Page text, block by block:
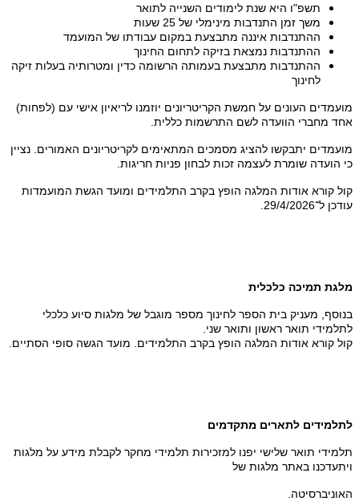
תשפ"ו היא שנת לימודים השנייה לתואר
משך זמן התנדבות מינימלי של 25 שעות
ההתנדבות איננה מתבצעת במקום עבודתו של המועמד
ההתנדבות נמצאת בזיקה לתחום החינוך
ההתנדבות מתבצעת בעמותה הרשומה כדין ומטרותיה בעלות זיקה
לחינוך
מועמדים העונים על חמשת הקריטריונים יוזמנו לריאיון אישי עם (לפחות)
אחד מחברי הוועדה לשם התרשמות כללית
מועמדים יתבקשו להציג מסמכים המתאימים לקריטריונים האמורים. נציין
כי הועדה שומרת לעצמה זכות לבחון פניות חריגות
קול קורא אודות המלגה הופץ בקרב התלמידים ומועד הגשת המועמדות
עודכן ל־29/4/2026.
מלגת תמיכה כלכלית
בנוסף, מעניק בית הספר לחינוך מספר מוגבל של מלגות סיוע כלכלי
לתלמידי תואר ראשון ותואר שני.
קול קורא אודות המלגה הופץ בקרב התלמידים. מועד הגשה סופי הסתיים.
לתלמידים לתארים מתקדמים
תלמידי תואר שלישי יפנו למזכירות תלמידי מחקר לקבלת מידע על מלגות
ויתעדכנו באתר מלגות של
האוניברסיטה.